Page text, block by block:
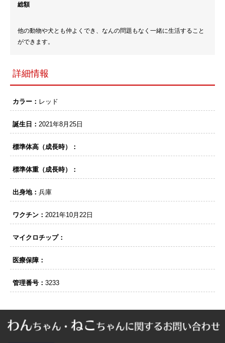
総額
他の動物や犬とも仲よくでき、なんの問題もなく一緒に生活すること
ができます。
詳細情報
カラー： レッド
誕生日： 2021年8月25日
標準体高（成長時）：
標準体重（成長時）：
出身地： 兵庫
ワクチン： 2021年10月22日
マイクロチップ：
医療保障：
管理番号： 3233